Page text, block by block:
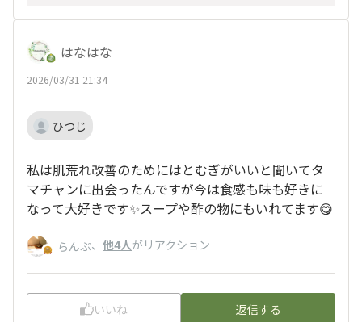
はなはな
2026/03/31 21:34
ひつじ
私は肌荒れ改善のためにはとむぎがいいと聞いてタ
マチャンに出会ったんですが今は食感も味も好きに
なって大好きです✨スープや酢の物にもいれてます😋
らんぷ、 他4人がリアクション
いいね 返信する